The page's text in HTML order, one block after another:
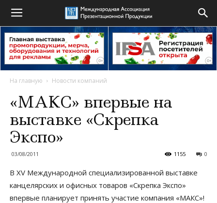
На главную Новости компаний
«МАКС» впервые на
выставке «Скрепка
Экспо»
03/08/2011 0
1155
В XV Международной специализированной выставке
канцелярских и офисных товаров «Скрепка Экспо»
впервые планирует принять участие компания «МАКС»!